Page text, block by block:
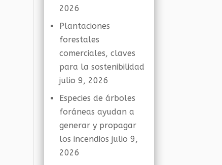
2026
Plantaciones
forestales
comerciales, claves
para la sostenibilidad
julio 9, 2026
Especies de árboles
foráneas ayudan a
generar y propagar
los incendios julio 9,
2026